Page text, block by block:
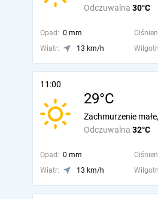
Odczuwalna 30°C
Opad: 0 mm
Wiatr:
13 km/h
11:00
29°C
Odczuwalna 32°C
Zachmurzenie
Opad: 0 mm
Wiatr:
13 km/h